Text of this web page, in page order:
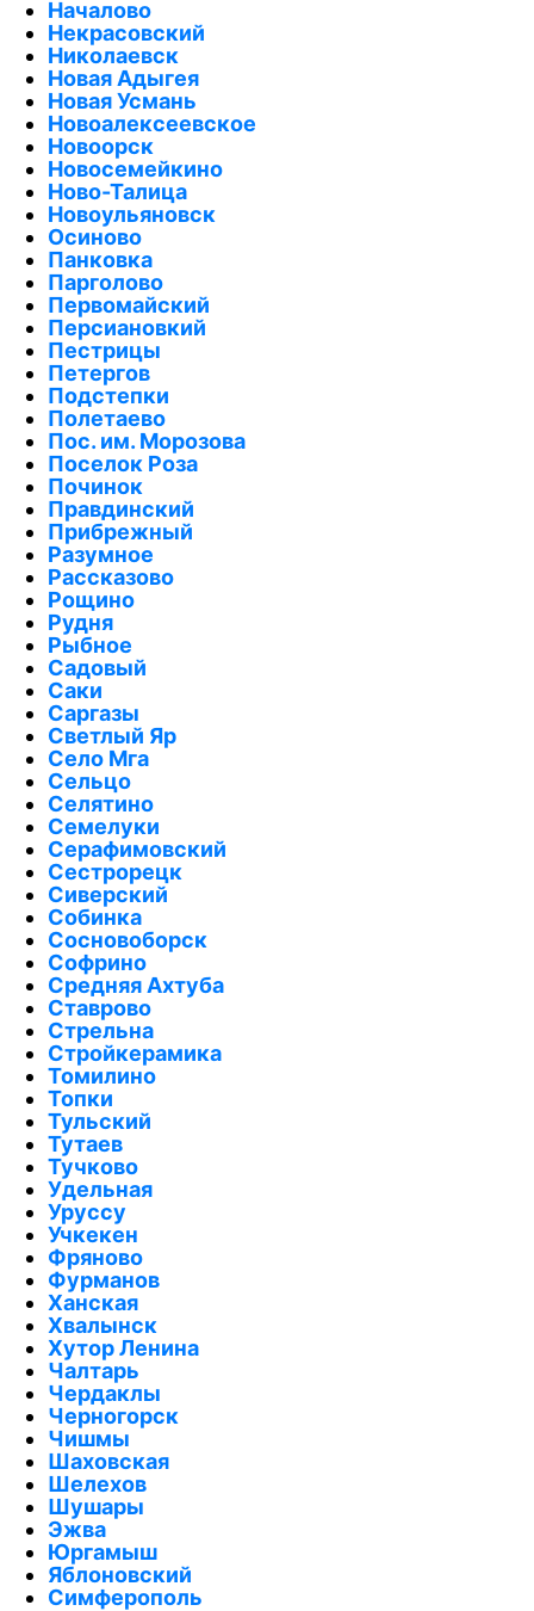
Началово
Некрасовский
Николаевск
Новая Адыгея
Новая Усмань
Новоалексеевское
Новоорск
Новосемейкино
Ново-Талица
Новоульяновск
Осиново
Панковка
Парголово
Первомайский
Персиановкий
Пестрицы
Петергов
Подстепки
Полетаево
Пос. им. Морозова
Поселок Роза
Починок
Правдинский
Прибрежный
Разумное
Рассказово
Рощино
Рудня
Рыбное
Садовый
Саки
Саргазы
Светлый Яр
Село Мга
Сельцо
Селятино
Семелуки
Серафимовский
Сестрорецк
Сиверский
Собинка
Сосновоборск
Софрино
Средняя Ахтуба
Ставрово
Стрельна
Стройкерамика
Томилино
Топки
Тульский
Тутаев
Тучково
Удельная
Уруссу
Учкекен
Фряново
Фурманов
Ханская
Хвалынск
Хутор Ленина
Чалтарь
Чердаклы
Черногорск
Чишмы
Шаховская
Шелехов
Шушары
Эжва
Юргамыш
Яблоновский
Симферополь